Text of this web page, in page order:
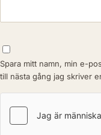
Spara mitt namn, min e-
till nästa gång jag skriver